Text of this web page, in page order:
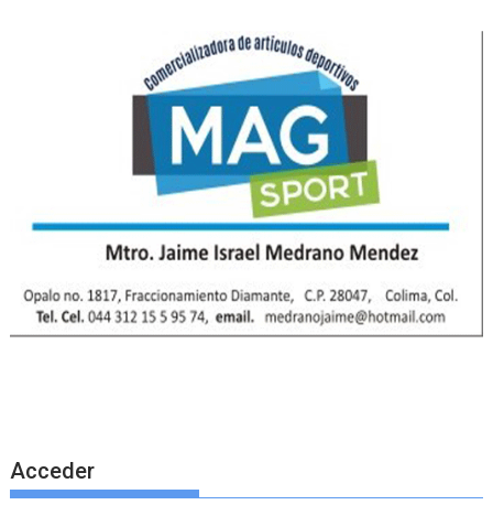
Acceder